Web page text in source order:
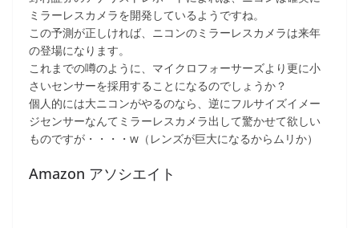
ミラーレスカメラを開発しているようですね。
この予測が正しければ、ニコンのミラーレスカメラは来年
の登場になります。
これまでの噂のように、マイクロフォーサーズより更に小
さいセンサーを採用することになるのでしょうか？
個人的には大ニコンがやるのなら、逆にフルサイズイメー
ジセンサーなんてミラーレスカメラ出して驚かせて欲しい
ものですが・・・・w（レンズが巨大になるからムリか）
Amazon アソシエイト